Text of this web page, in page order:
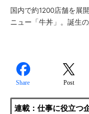
国内で約1200店舗を展
ニュー「牛丼」。誕生
Share Post
連載：仕事に役立つ